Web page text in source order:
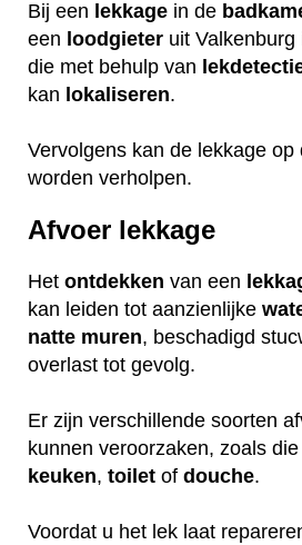
Bij een lekkage in de
een loodgieter uit Valkenburg
die met behulp van
kan lokaliseren.
Vervolgens kan de lekkage op
worden verholpen.
Afvoer lekkage
Het ontdekken van een
kan leiden tot aanzienlijke
natte muren, beschadigd
overlast tot gevolg.
Er zijn verschillende soorten
kunnen veroorzaken, zoals
keuken, toilet of douche.
Voordat u het lek laat